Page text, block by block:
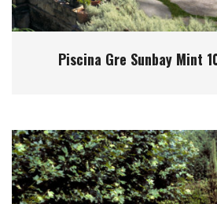
Piscina Gre Sunbay Mint